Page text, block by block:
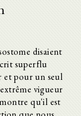
disaient
superflu
et pour un seul
vigueur
qu'il est